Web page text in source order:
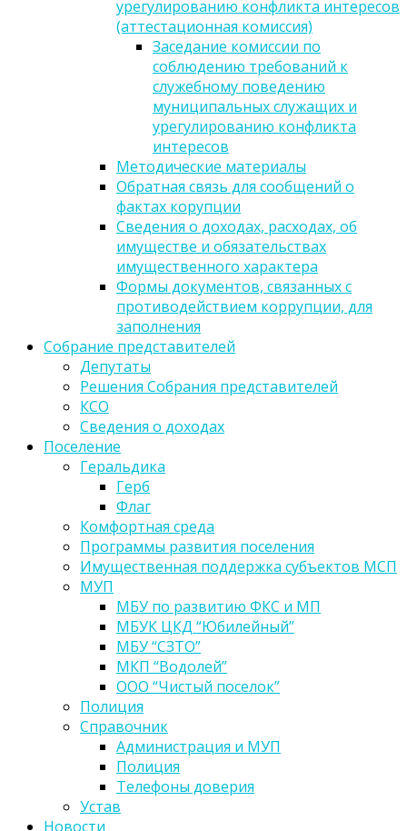
урегулированию конфликта интересов
(аттестационная комиссия)
Заседание комиссии по
соблюдению требований к
служебному поведению
муниципальных служащих и
урегулированию конфликта
интересов
Методические материалы
Обратная связь для сообщений о
фактах корупции
Сведения о доходах, расходах, об
имуществе и обязательствах
имущественного характера
Формы документов, связанных с
противодействием коррупции, для
заполнения
Собрание представителей
Депутаты
Решения Собрания представителей
КСО
Сведения о доходах
Поселение
Геральдика
Герб
Флаг
Комфортная среда
Программы развития поселения
Имущественная поддержка субъектов МСП
МУП
МБУ по развитию ФКС и МП
МБУК ЦКД “Юбилейный”
МБУ “СЗТО”
МКП “Водолей”
ООО “Чистый поселок”
Полиция
Справочник
Администрация и МУП
Полиция
Телефоны доверия
Устав
Новости